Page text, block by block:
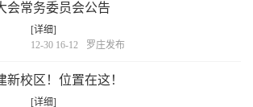
会常务委员会公告
[详细]
12-30 16-12
罗庄发布
新校区！位置在这！
[详细]